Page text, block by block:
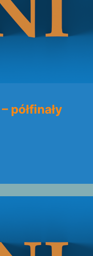
półfinały